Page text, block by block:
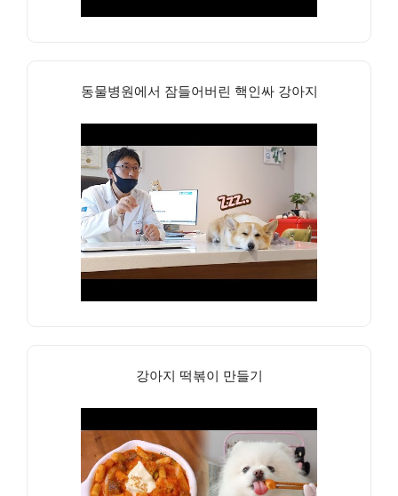
동물병원에서 잠들어버린 핵인싸 강아지
강아지 떡볶이 만들기